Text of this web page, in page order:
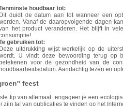
houdbaar tot:
Dit duidt de datum aan tot wanneer een
Vanaf de daaropvolgende dagen
het product veranderen. Het blijft in
gebruiken tot:
Deze uitdrukking wijst werkelijk op de
U vindt deze bewoording terug op
betekenen voor de gezondheid van de
houdbaarheidsdatum. Aandachtig lezen en
feest
tip van allemaal: engageer je een
zijn tal van publicaties te vinden op het